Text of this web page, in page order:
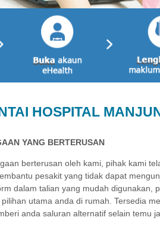
HOSPITAL
YANG BERTERUSAN
berterusan oleh kami, pihak kami
pesakit yang tidak dapat
dalam talian yang mudah digunakan,
utama anda di rumah. Tersedia
anda saluran alternatif selain temu